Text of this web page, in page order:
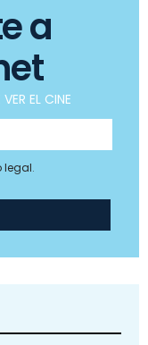
a
EL CINE
legal.